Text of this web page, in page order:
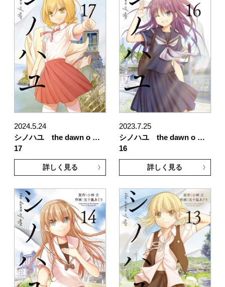
2024.5.24
シノハユ the dawn o …
17
詳しく見る
2023.7.25
シノハユ the dawn o …
16
詳しく見る